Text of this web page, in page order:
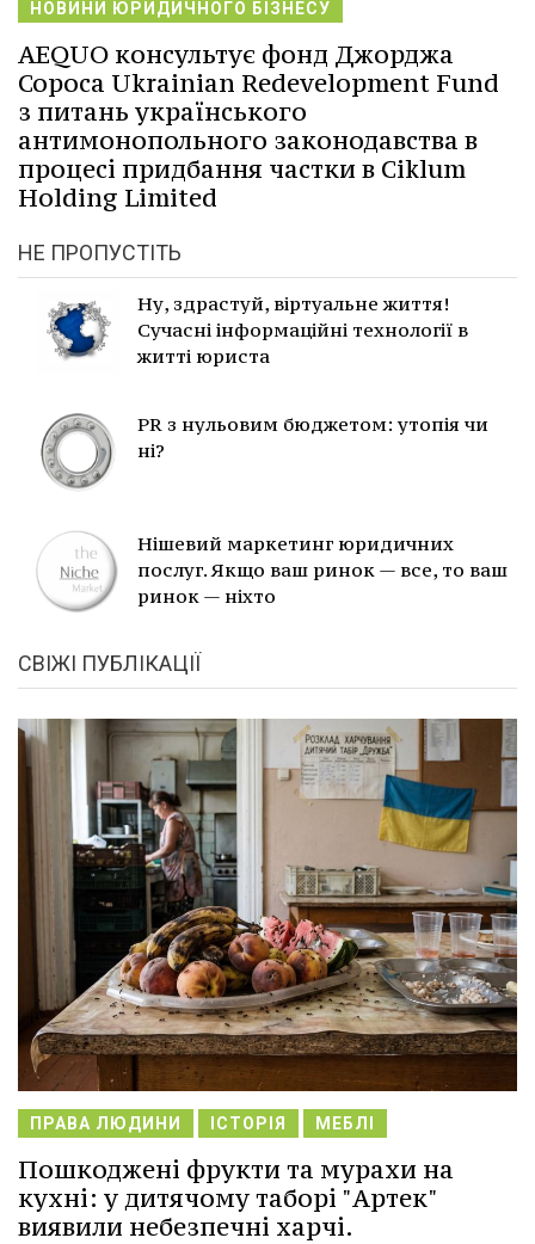
НОВИНИ ЮРИДИЧНОГО БІЗНЕСУ
AEQUO консультує фонд Джорджа
Сороса Ukrainian Redevelopment Fund
з питань українського
антимонопольного законодавства в
процесі придбання частки в Ciklum
Holding Limited
НЕ ПРОПУСТІТЬ
Ну, здрастуй, віртуальне життя!
Сучасні інформаційні технології в
житті юриста
PR з нульовим бюджетом: утопія чи
ні?
Нішевий маркетинг юридичних
послуг. Якщо ваш ринок — все, то ваш
ринок — ніхто
СВІЖІ ПУБЛІКАЦІЇ
ПРАВА ЛЮДИНИ ІСТОРІЯ МЕБЛІ
Пошкоджені фрукти та мурахи на
кухні: у дитячому таборі "Артек"
виявили небезпечні харчі.